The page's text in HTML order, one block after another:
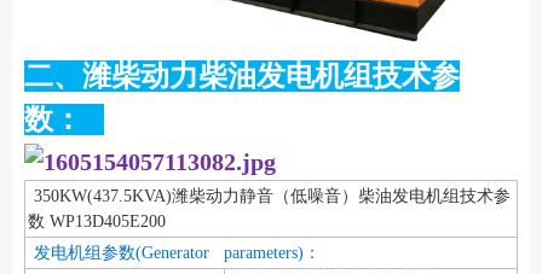
二、潍柴动力柴油发电机组技术参
数：
350KW(437.5KVA)潍柴动力静音（低噪音）柴油发电机组技术参
数 WP13D405E200
发电机组参数(Generator parameters)：